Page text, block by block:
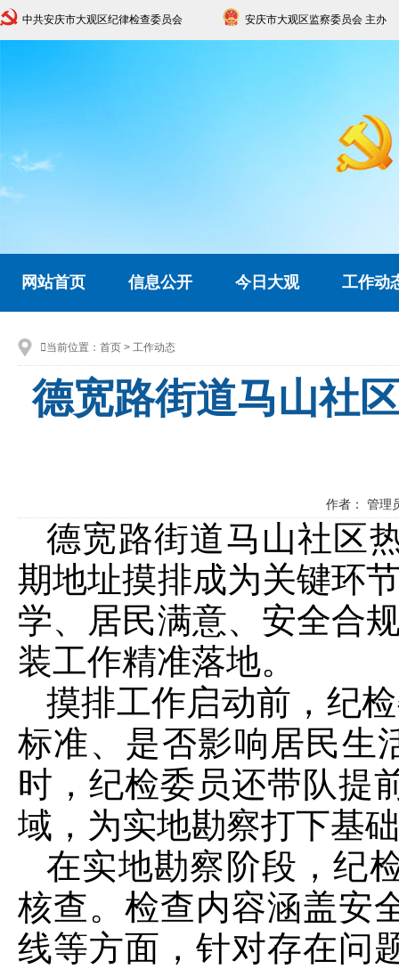
中共安庆市大观区纪律检查委员会 安庆市大观区监察委员会 主办
网站首页 信息公开 今日大观 工作动
当前位置： 首页 > 工作动态
德宽路街道马山社
作者： 管
德宽路街道马山社区
期地址摸排成为关键环
学、居民满意、安全合
装工作精准落地。
摸排工作启动前，纪
标准、是否影响居民生
时，纪检委员还带队提
域，为实地勘察打下基
在实地勘察阶段，纪
核查。检查内容涵盖安
线等方面，针对存在问